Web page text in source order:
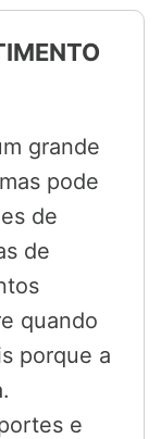
grande
pode
de
de
quando
porque a
e